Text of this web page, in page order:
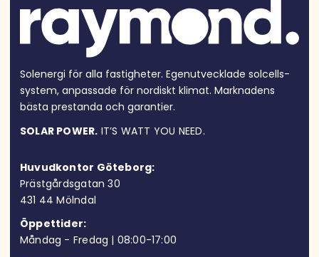
Solenergi för alla fastigheter. Egen­utvecklade solcells­
system, anpassade för nordiskt klimat. Marknadens
bästa prestanda och garantier.
SOLAR POWER. IT’S WATT YOU NEED.
Huvudkontor Göteborg:
Prästgårdsgatan 30
431 44 Mölndal
Öppettider:
Måndag - Fredag | 08:00-17:00